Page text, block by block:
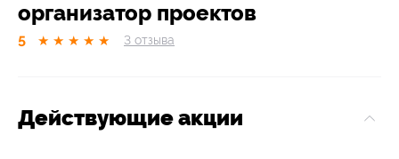
организатор проектов
5 ★ ★ ★ ★ ★ 3 отзывa
Действующие акции